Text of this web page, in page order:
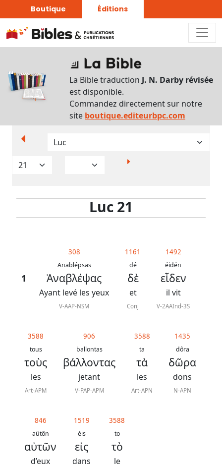
Boutique Éditions
La Bible traduction J. N. Darby révisée
est disponible.
Commandez directement sur notre
site boutique.editeurbpc.com
Luc 21
1
308
Anablépsas
Ἀναβλέψας
Ayant levé les yeux
V-AAP-NSM
1161
dé
δὲ
et
Conj
1492
éidén
εἶδεν
il vit
V-2AAInd-3S
3588
tous
τοὺς
les
Art-APM
906
ballontas
βάλλοντας
jetant
V-PAP-APM
3588
ta
τὰ
les
Art-APN
1435
dôra
δῶρα
dons
N-APN
846
aütôn
αὐτῶν
d’eux
1519
éis
εἰς
dans
3588
to
τὸ
le
d’affichage
Par
verset
Translittérations
Analyse
Outils
Abréviations
grammaticales
chapitre
Lire ce
Traduction